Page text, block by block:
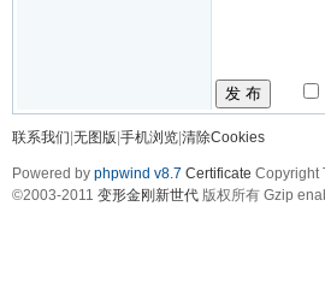
发 布
联系我们 无图版 手机浏览 清除Cookies
Powered by phpwind v8.7 Certificate Copyright
©2003-2011 变形金刚新世代 版权所有 Gzip